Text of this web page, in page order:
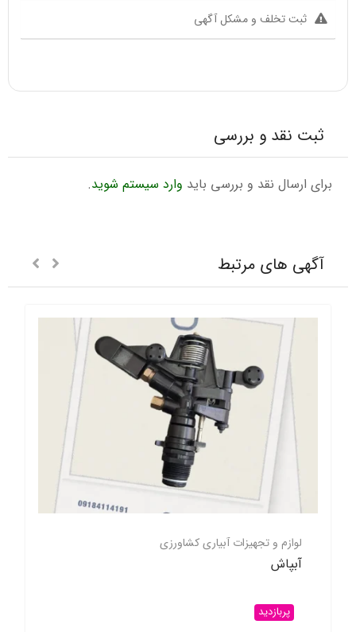
ثبت تخلف و مشکل آگهی
ثبت نقد و بررسی
برای ارسال نقد و بررسی باید وارد سیستم شوید.
آگهی های مرتبط
لوازم و تجهیزات آبیاری کشاورزی
آبپاش
پربازدید